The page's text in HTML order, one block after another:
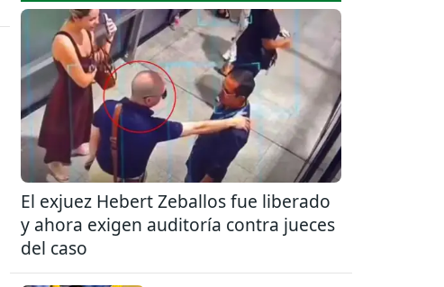
El exjuez Hebert Zeballos fue liberado
y ahora exigen auditoría contra jueces
del caso